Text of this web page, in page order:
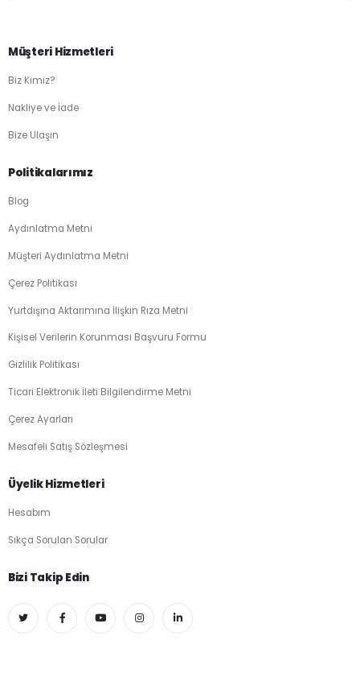
Müşteri Hizmetleri
Biz Kimiz?
Nakliye ve İade
Bize Ulaşın
Politikalarımız
Blog
Aydınlatma Metni
Müşteri Aydınlatma Metni
Çerez Politikası
Yurtdışına Aktarımına İlişkin Rıza Metni
Kişisel Verilerin Korunması Başvuru Formu
Gizlilik Politikası
Ticari Elektronik İleti Bilgilendirme Metni
Çerez Ayarları
Mesafeli Satış Sözleşmesi
Üyelik Hizmetleri
Hesabım
Sıkça Sorulan Sorular
Bizi Takip Edin